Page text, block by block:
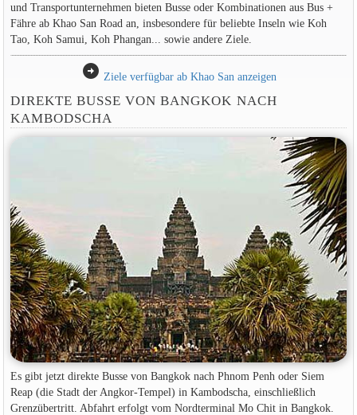
und Transportunternehmen bieten Busse oder Kombinationen aus Bus +
Fähre ab Khao San Road an, insbesondere für beliebte Inseln wie Koh
Tao, Koh Samui, Koh Phangan... sowie andere Ziele.
arrow_circle_right Ziele verfügbar ab Khao San anzeigen
DIREKTE BUSSE VON BANGKOK NACH
KAMBODSCHA
Es gibt jetzt direkte Busse von Bangkok nach Phnom Penh oder Siem
Reap (die Stadt der Angkor-Tempel) in Kambodscha, einschließlich
Grenzübertritt. Abfahrt erfolgt vom Nordterminal Mo Chit in Bangkok.